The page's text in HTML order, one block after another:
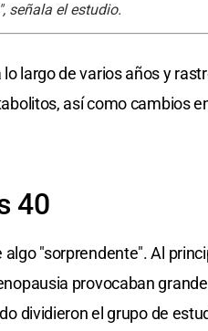
señala el estudio.
largo de varios años y
así como cambios
40
"sorprendente". Al
provocaban
dividieron el grupo de